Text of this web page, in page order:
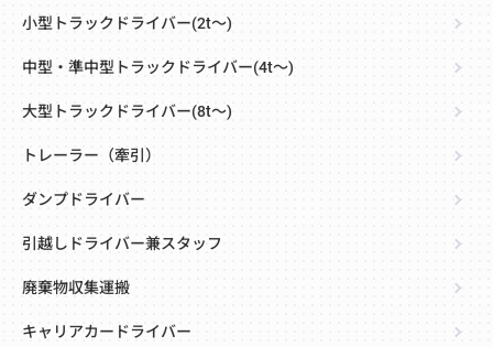
小型トラックドライバー(2t～)
中型・準中型トラックドライバー(4t～)
大型トラックドライバー(8t～)
トレーラー（牽引）
ダンプドライバー
引越しドライバー兼スタッフ
廃棄物収集運搬
キャリアカードライバー